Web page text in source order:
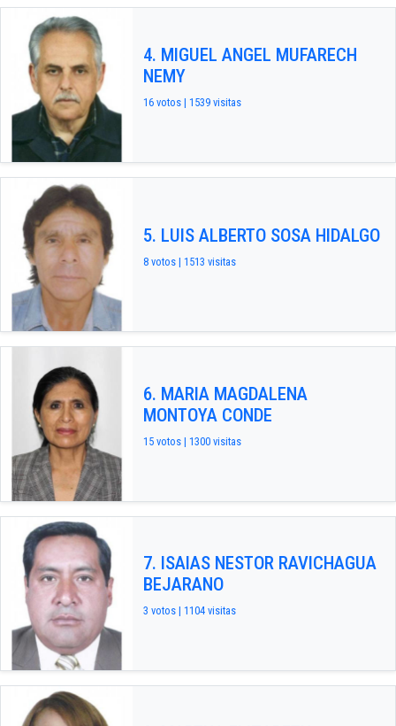
4. MIGUEL ANGEL MUFARECH
NEMY
16 votos | 1539 visitas
5. LUIS ALBERTO SOSA HIDALGO
8 votos | 1513 visitas
6. MARIA MAGDALENA
MONTOYA CONDE
15 votos | 1300 visitas
7. ISAIAS NESTOR RAVICHAGUA
BEJARANO
3 votos | 1104 visitas